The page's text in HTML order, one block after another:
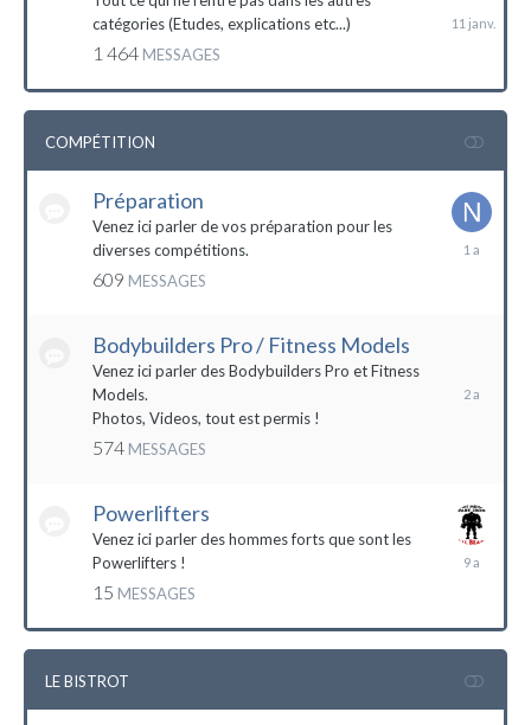
catégories (Etudes, explications etc...)
1 464 MESSAGES
COMPÉTITION
Préparation
Venez ici parler de vos préparation pour les
diverses compétitions.
609 MESSAGES
14
Bodybuilders Pro / Fitness Models
Venez ici parler des Bodybuilders Pro et Fitness
Models.
Photos, Videos, tout est permis !
574 MESSAGES
2021
Powerlifters
Venez ici parler des hommes forts que sont les
Powerlifters !
15 MESSAGES
LE BISTROT